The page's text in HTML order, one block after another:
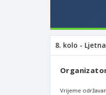
8. kolo -
Vrijeme